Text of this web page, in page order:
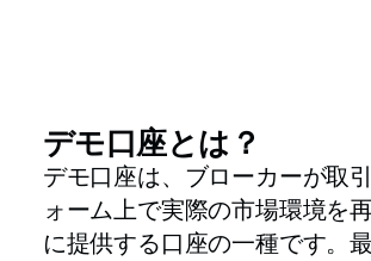
デモ口座とは？
デモ口座は、ブローカーが取
ォーム上で実際の市場環境を
に提供する口座の一種です。